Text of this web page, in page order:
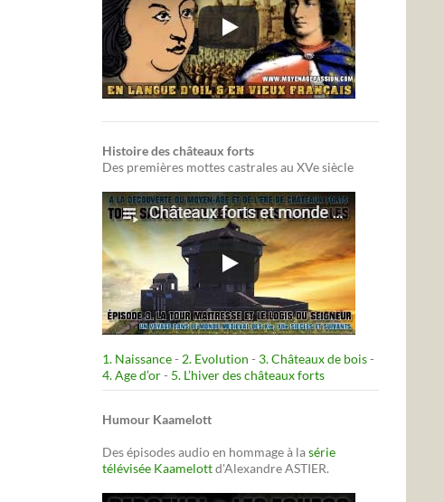
Histoire des châteaux forts
Des premières mottes castrales au XVe siècle
1. Naissance- 2. Evolution - 3. Châteaux de bois-
4. Age d’or- 5. L’hiver des châteaux forts
Humour Kaamelott
Des épisodes audio en hommage à lasérie
télévisée Kaamelottd'Alexandre ASTIER.